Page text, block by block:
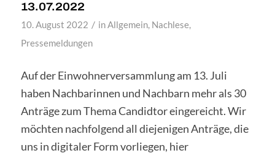
13.07.2022
10. August 2022 / inAllgemein, Nachlese,
Pressemeldungen
Auf der Einwohnerversammlung am 13. Juli
haben Nachbarinnen und Nachbarn mehr als 30
Anträge zum Thema Candidtor eingereicht. Wir
möchten nachfolgend all diejenigen Anträge, die
uns in digitaler Form vorliegen, hier